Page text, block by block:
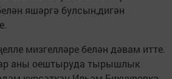
яшәргә булсын,дигән
мизгелләре белән дәвам итте.
аны оештыруда тырышлык